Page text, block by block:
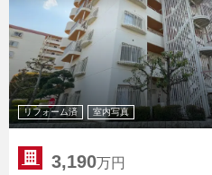
リフォーム済 室内写真
3,190万円